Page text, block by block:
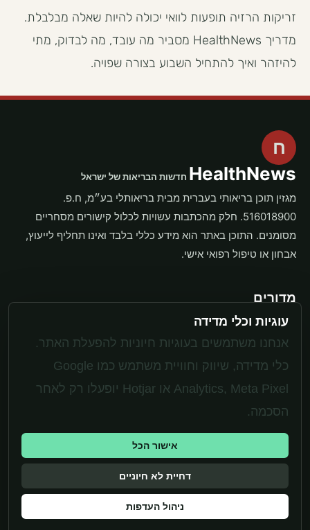
זריקות הרזיה תופעות לוואי יכולה להיות שאלה מבלבלת.
מדריך HealthNews מסביר מה עובד, מה לבדוק, מתי
להיזהר ואיך להתחיל השבוע בצורה שפויה.
עוגיות וכלי מדידה
אנחנו משתמשים בעוגיות חיוניות להפעלת האתר.
כלי מדידה, שיווק וחוויית משתמש כמו Google
Analytics, Meta Pixel או Hotjar יופעלו רק לאחר
הסכמה.
אישור הכל
דחיית לא חיוניים
ניהול העדפות
ח
HealthNews חדשות הבריאות של ישראל
מגזין תוכן בריאותי בעברית מבית בריאותלי בע״מ, ח.פ.
516018900. חלק מהכתבות עשויות לכלול קישורים מסחריים
מסומנים. התוכן באתר הוא מידע כללי בלבד ואינו תחליף לייעוץ,
אבחון או טיפול רפואי אישי.
מדורים
תוספים
משקל ותזונה
בריאות האישה
עוגיות
תנאי שימוש
גילוי נאות